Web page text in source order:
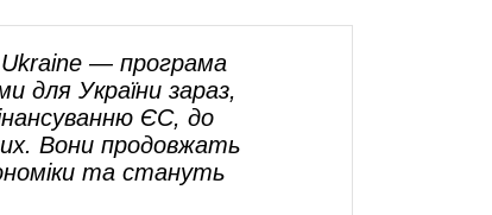
Ukraine — програма
для України зараз,
ЄС, до
Вони продовжать
та стануть